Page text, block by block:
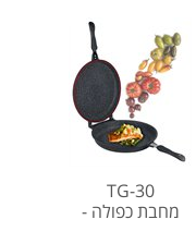
TG-30
מחבת כפולה -